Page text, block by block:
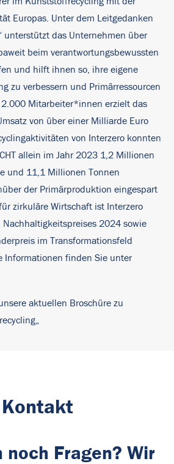
Europas. Unter dem Leitgedanken
unterstützt das Unternehmen über
beim verantwortungsbewussten
und hilft ihnen so, ihre eigene
zu verbessern und Primärressourcen
Mitarbeiter*innen erzielt das
von über einer Milliarde Euro
von Interzero konnten
allein im Jahr 2023 1,2 Millionen
und 11,1 Millionen Tonnen
der Primärproduktion eingespart
zirkuläre Wirtschaft ist Interzero
Nachhaltigkeitspreises 2024 sowie
im Transformationsfeld
Informationen finden Sie unter
aktuellen Broschüre zu
Kontakt
noch Fragen? Wir